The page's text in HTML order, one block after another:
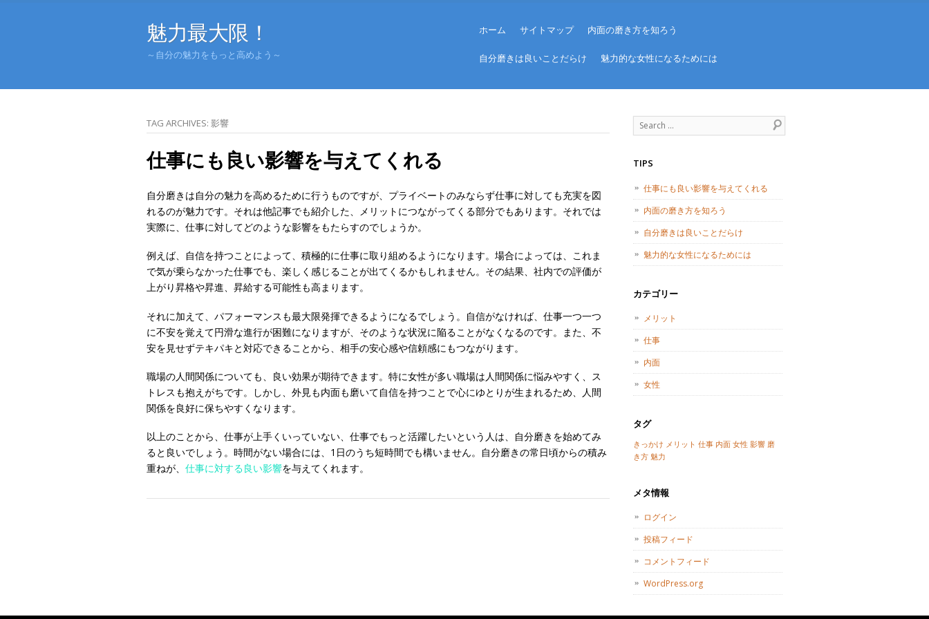
魅力最大限！
～自分の魅力をもっと高めよう～
Skip to content
ホーム サイトマップ 内面の磨き方を知ろう
自分磨きは良いことだらけ 魅力的な女性になるためには
TAG ARCHIVES: 影響
仕事にも良い影響を与えてくれる
自分磨きは自分の魅力を高めるために行うものですが、プライベートのみならず仕事に対しても充実を図
れるのが魅力です。それは他記事でも紹介した、メリットにつながってくる部分でもあります。それでは
実際に、仕事に対してどのような影響をもたらすのでしょうか。
例えば、自信を持つことによって、積極的に仕事に取り組めるようになります。場合によっては、これま
で気が乗らなかった仕事でも、楽しく感じることが出てくるかもしれません。その結果、社内での評価が
上がり昇格や昇進、昇給する可能性も高まります。
それに加えて、パフォーマンスも最大限発揮できるようになるでしょう。自信がなければ、仕事一つ一つ
に不安を覚えて円滑な進行が困難になりますが、そのような状況に陥ることがなくなるのです。また、不
安を見せずテキパキと対応できることから、相手の安心感や信頼感にもつながります。
職場の人間関係についても、良い効果が期待できます。特に女性が多い職場は人間関係に悩みやすく、ス
トレスも抱えがちです。しかし、外見も内面も磨いて自信を持つことで心にゆとりが生まれるため、人間
関係を良好に保ちやすくなります。
以上のことから、仕事が上手くいっていない、仕事でもっと活躍したいという人は、自分磨きを始めてみ
ると良いでしょう。時間がない場合には、1日のうち短時間でも構いません。自分磨きの常日頃からの積み
重ねが、 仕事に対する良い影響を与えてくれます。
Search
TIPS
仕事にも良い影響を与えてくれる
内面の磨き方を知ろう
自分磨きは良いことだらけ
魅力的な女性になるためには
カテゴリー
メリット
仕事
内面
女性
タグ
きっかけ メリット 仕事 内面 女性 影響 磨
き方 魅力
メタ情報
ログイン
投稿フィード
コメントフィード
WordPress.org